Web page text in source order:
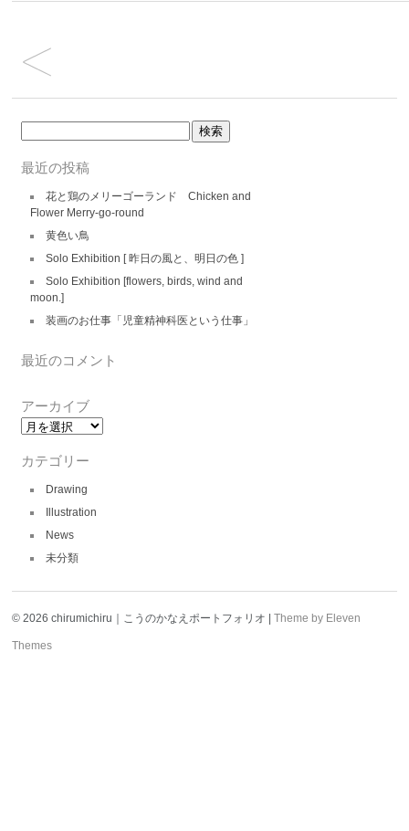
検
索:
最近の投稿
花と鶏のメリーゴーランド Chicken and
Flower Merry-go-round
黄色い鳥
Solo Exhibition [ 昨日の風と、明日の色 ]
Solo Exhibition [flowers, birds, wind and
moon.]
装画のお仕事「児童精神科医という仕事」
最近のコメント
アーカイブ
ア
カ
ブ
カテゴリー
Drawing
Illustration
News
未分類
© 2026 chirumichiru｜こうのかなえポートフォリオ |Theme by Eleven
Themes